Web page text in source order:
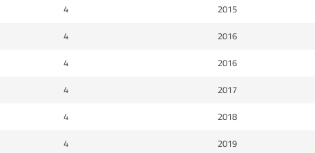
2015
4
2016
4
2016
4
2017
4
2018
4
2019
4